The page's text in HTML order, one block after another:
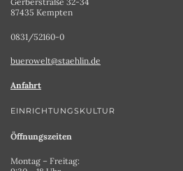
87435 Kempten
0831/52160-0
buerowelt@staehlin.de
Anfahrt
EINRICHTUNGSKULTUR
Öffnungszeiten
Montag – Freitag: